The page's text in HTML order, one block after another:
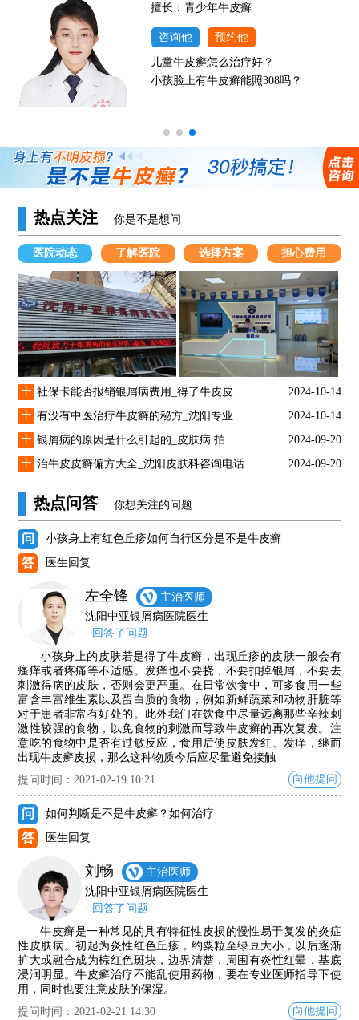
擅长：青少年牛皮癣
咨询他 预约他
儿童牛皮癣怎么治疗好？
小孩脸上有牛皮癣能照308吗？
热点关注 你是不是想问
医院动态 了解医院 选择方案 担心费用
+ 社保卡能否报销银屑病费用_得了牛皮皮癣怎么治疗 2024-10-14
+ 有没有中医治疗牛皮癣的秘方_沈阳专业银屑医院 2024-10-14
+ 银屑病的原因是什么引起的_皮肤病 拍图识别 2024-09-20
+ 治牛皮皮癣偏方大全_沈阳皮肤科咨询电话 2024-09-20
热点问答 你想关注的问题
问 小孩身上有红色丘疹如何自行区分是不是牛皮癣
答 医生回复
左全锋
主治医师
沈阳中亚银屑病医院医生
· 回答了问题
小孩身上的皮肤若是得了牛皮癣，出现丘疹的皮肤一般会有
瘙痒或者疼痛等不适感。发痒也不要挠，不要扣掉银屑，不要去
刺激得病的皮肤，否则会更严重。在日常饮食中，可多食用一些
富含丰富维生素以及蛋白质的食物，例如新鲜蔬菜和动物肝脏等
对于患者非常有好处的。此外我们在饮食中尽量远离那些辛辣刺
激性较强的食物，以免食物的刺激而导致牛皮癣的再次复发。注
意吃的食物中是否有过敏反应，食用后使皮肤发红、发痒，继而
出现牛皮癣皮损，那么这种物质今后应尽量避免接触
提问时间：2021-02-19 10:21
向他提问
问 如何判断是不是牛皮癣？如何治疗
答 医生回复
刘畅
主治医师
沈阳中亚银屑病医院医生
· 回答了问题
牛皮癣是一种常见的具有特征性皮损的慢性易于复发的炎症
性皮肤病。初起为炎性红色丘疹，约粟粒至绿豆大小，以后逐渐
扩大或融合成为棕红色斑块，边界清楚，周围有炎性红晕，基底
浸润明显。牛皮癣治疗不能乱使用药物，要在专业医师指导下使
用，同时也要注意皮肤的保湿。
提问时间：2021-02-21 14:30
向他提问